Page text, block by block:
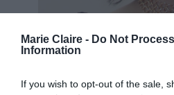
Marie Claire - Do Not
Information
If you wish to opt-out of the sale,